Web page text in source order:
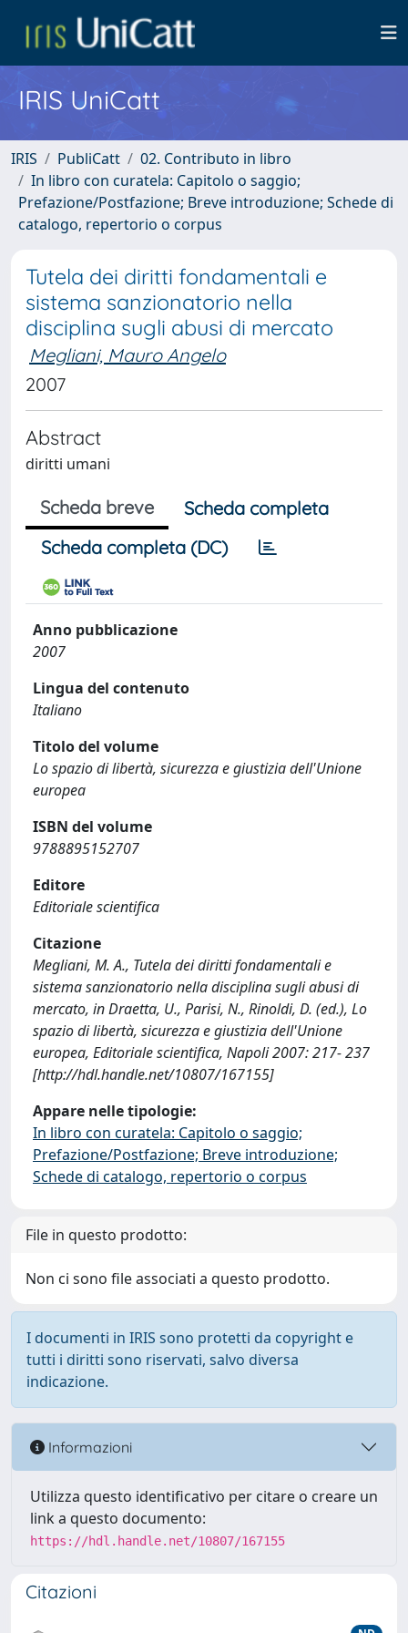
IRIS UniCatt
IRIS PubliCatt
02. Contributo in libro
In libro con curatela: Capitolo o saggio;
Prefazione/Postfazione; Breve introduzione; Schede di
catalogo, repertorio o corpus
Tutela dei diritti fondamentali e
sistema sanzionatorio nella
disciplina sugli abusi di mercato
Megliani, Mauro Angelo
2007
Abstract
diritti umani
Scheda breve
Scheda completa
Scheda completa (DC)
Anno pubblicazione
2007
Lingua del contenuto
Italiano
Titolo del volume
Lo spazio di libertà, sicurezza e giustizia dell'Unione
europea
ISBN del volume
9788895152707
Editore
Editoriale scientifica
Citazione
Megliani, M. A., Tutela dei diritti fondamentali e
sistema sanzionatorio nella disciplina sugli abusi di
mercato, in Draetta, U., Parisi, N., Rinoldi, D. (ed.), Lo
spazio di libertà, sicurezza e giustizia dell'Unione
europea, Editoriale scientifica, Napoli 2007: 217- 237
[http://hdl.handle.net/10807/167155]
Appare nelle tipologie:
In libro con curatela: Capitolo o saggio;
Prefazione/Postfazione; Breve introduzione;
Schede di catalogo, repertorio o corpus
File in questo prodotto:
Non ci sono file associati a questo prodotto.
I documenti in IRIS sono protetti da copyright e
tutti i diritti sono riservati, salvo diversa
indicazione.
Informazioni
Utilizza questo identificativo per citare o creare un
link a questo documento:
https://hdl.handle.net/10807/167155
Citazioni